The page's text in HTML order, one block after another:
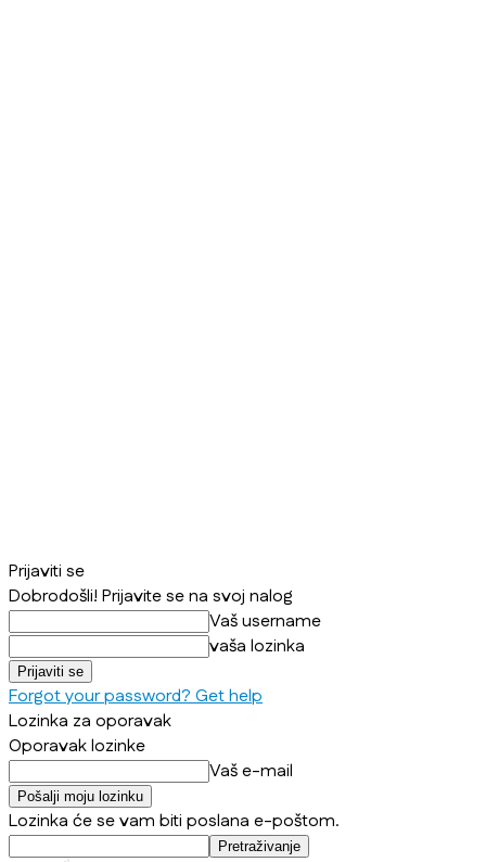
Prijaviti se
Dobrodošli! Prijavite se na svoj nalog
Vaš username
vaša lozinka
Forgot your password? Get help
Lozinka za oporavak
Oporavak lozinke
Vaš e-mail
Lozinka će se vam biti poslana e-poštom.